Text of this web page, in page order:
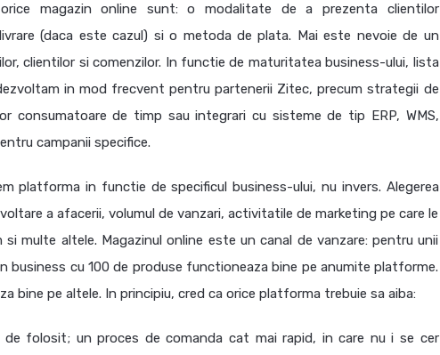
magazin online sunt: o modalitate de a prezenta clientilor
(daca este cazul) si o metoda de plata. Mai este nevoie de un
clientilor si comenzilor. In functie de maturitatea business-ului, lista
in mod frecvent pentru partenerii Zitec, precum strategii de
consumatoare de timp sau integrari cu sisteme de tip ERP, WMS,
campanii specifice.
platforma in functie de specificul business-ului, nu invers. Alegerea
a afacerii, volumul de vanzari, activitatile de marketing pe care le
multe altele. Magazinul online este un canal de vanzare: pentru unii
business cu 100 de produse functioneaza bine pe anumite platforme.
bine pe altele. In principiu, cred ca orice platforma trebuie sa aiba:
folosit; un proces de comanda cat mai rapid, in care nu i se cer